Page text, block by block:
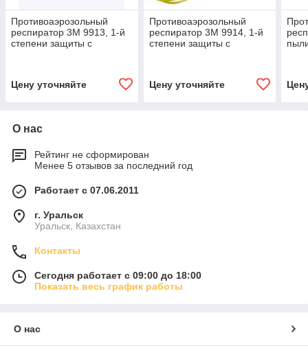
Противоаэрозольный
респиратор 3М 9913, 1-й
степени защиты с
Цену уточняйте
Противоаэрозольный
респиратор 3М 9914, 1-й
степени защиты с
Цену уточняйте
О нас
Рейтинг не сформирован
Менее 5 отзывов за последний год
Работает с 07.06.2011
г. Уральск
Уральск, Казахстан
Контакты
Сегодня работает с 09:00 до 18:00
Показать весь график работы
О нас